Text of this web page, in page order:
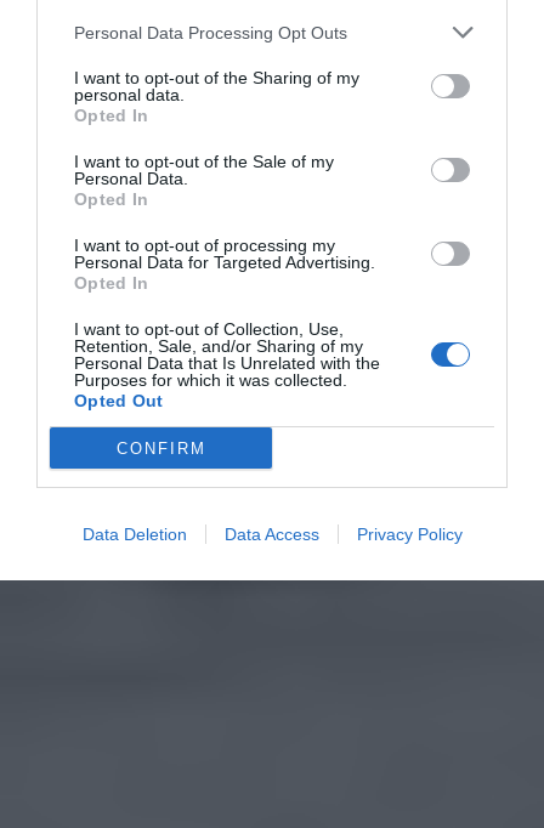
Personal Data Processing Opt Outs
I want to opt-out of the Sharing of my
personal data.
Opted In
I want to opt-out of the Sale of my
Personal Data.
Opted In
I want to opt-out of processing my
Personal Data for Targeted Advertising.
Opted In
I want to opt-out of Collection, Use,
Retention, Sale, and/or Sharing of my
Personal Data that Is Unrelated with the
Purposes for which it was collected.
Opted Out
CONFIRM
Data Deletion Data Access Privacy Policy